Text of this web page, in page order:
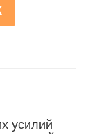
усилий